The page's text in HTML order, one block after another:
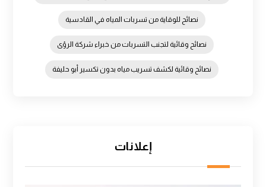
نصائح للوقاية من تسربات المياه في القادسية
نصائح وقائية لتجنب التسربات من خبراء شركة الرؤى
نصائح وقائية لكشف تسريب مياه بدون تكسير أبو حليفة
إعلانات